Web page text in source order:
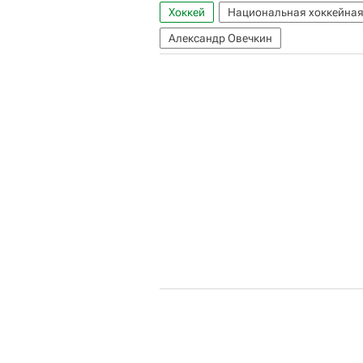
Хоккей Национальная
Александр Овечкин